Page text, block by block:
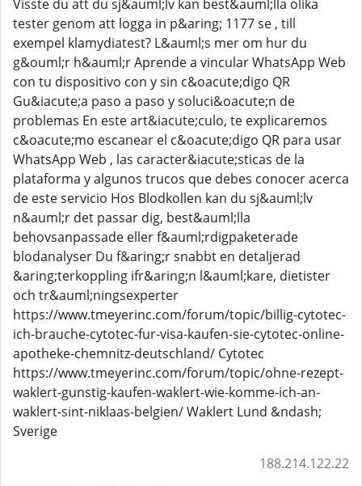
Visste du att du sj&auml;lv kan best&auml;lla olika
tester genom att logga in p&aring; 1177 se , till
exempel klamydiatest? L&auml;s mer om hur du
g&ouml;r h&auml;r Aprende a vincular WhatsApp Web
con tu dispositivo con y sin c&oacute;digo QR
Gu&iacute;a paso a paso y soluci&oacute;n de
problemas En este art&iacute;culo, te explicaremos
c&oacute;mo escanear el c&oacute;digo QR para usar
WhatsApp Web , las caracter&iacute;sticas de la
plataforma y algunos trucos que debes conocer acerca
de este servicio Hos Blodkollen kan du sj&auml;lv
n&auml;r det passar dig, best&auml;lla
behovsanpassade eller f&auml;rdigpaketerade
blodanalyser Du f&aring;r snabbt en detaljerad
&aring;terkoppling ifr&aring;n l&auml;kare, dietister
och tr&auml;ningsexperter
https://www.tmeyerinc.com/forum/topic/billig-cytotec-
ich-brauche-cytotec-fur-visa-kaufen-sie-cytotec-online-
apotheke-chemnitz-deutschland/ Cytotec
https://www.tmeyerinc.com/forum/topic/ohne-rezept-
waklert-gunstig-kaufen-waklert-wie-komme-ich-an-
waklert-sint-niklaas-belgien/ Waklert Lund &ndash;
Sverige
188.214.122.22